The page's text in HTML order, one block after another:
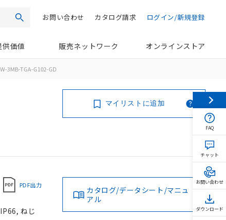
検索 ログイン/新規登録
カタログ請求
お問い合わせ
供価値 販売ネットワーク オンラインストア
3MB-TGA-G102-GD
マイリストに追加
PDF出力
ねじ
カタログ/データシート/マニュ
アル
FAQ
チャット
お問い合わせ
ダウンロード